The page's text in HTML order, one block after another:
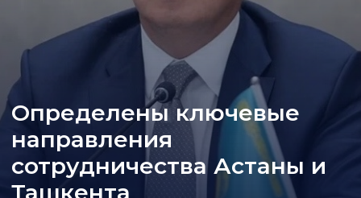
Определены ключевые
направления
сотрудничества Астаны и
Ташкента